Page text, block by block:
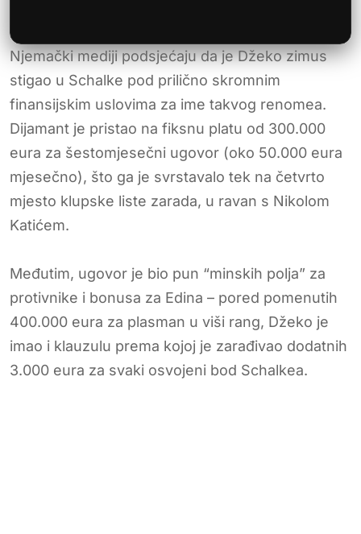
Njemački mediji podsjećaju da je Džeko zimus
stigao u Schalke pod prilično skromnim
finansijskim uslovima za ime takvog renomea.
Dijamant je pristao na fiksnu platu od 300.000
eura za šestomjesečni ugovor (oko 50.000 eura
mjesečno), što ga je svrstavalo tek na četvrto
mjesto klupske liste zarada, u ravan s Nikolom
Katićem.
Međutim, ugovor je bio pun “minskih polja” za
protivnike i bonusa za Edina – pored pomenutih
400.000 eura za plasman u viši rang, Džeko je
imao i klauzulu prema kojoj je zarađivao dodatnih
3.000 eura za svaki osvojeni bod Schalkea.